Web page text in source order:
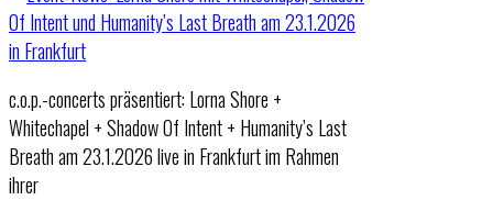
c.o.p.-concerts präsentiert: Lorna Shore +
Whitechapel + Shadow Of Intent + Humanity’s Last
Breath am 23.1.2026 live in Frankfurt im Rahmen
ihrer